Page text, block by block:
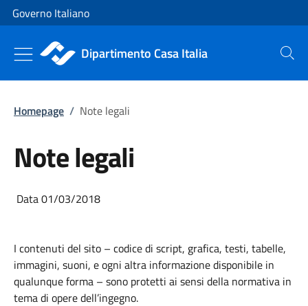
Vai al contenuto
Vai alla navigazione del sito
Governo Italiano
Dipartimento Casa Italia Cerca
Homepage / Note legali
Note legali
Data 01/03/2018
I contenuti del sito – codice di script, grafica, testi, tabelle,
immagini, suoni, e ogni altra informazione disponibile in
qualunque forma – sono protetti ai sensi della normativa in
tema di opere dell’ingegno.